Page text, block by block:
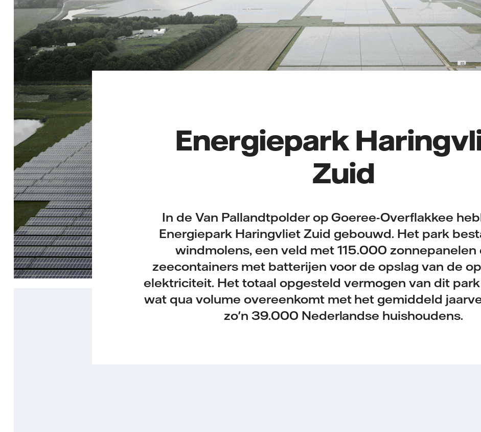
Energiepark
Zuid
In de Van Pallandtpolder op Goeree-Overflakkee
Energiepark Haringvliet Zuid gebouwd. Het park
windmolens, een veld met 115.000 zonnepanelen
zeecontainers met batterijen voor de opslag van de
elektriciteit. Het totaal opgesteld vermogen van dit
wat qua volume overeenkomt met het gemiddeld
zo'n 39.000 Nederlandse huishoudens.